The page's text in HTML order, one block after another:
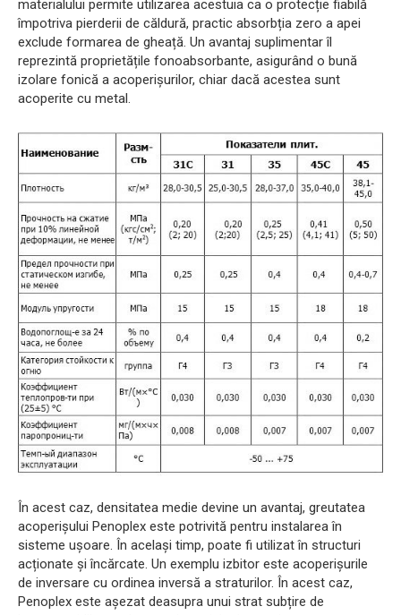
materialului permite utilizarea acestuia ca o protecție fiabilă
împotriva pierderii de căldură, practic absorbția zero a apei
exclude formarea de gheață. Un avantaj suplimentar îl
reprezintă proprietățile fonoabsorbante, asigurând o bună
izolare fonică a acoperișurilor, chiar dacă acestea sunt
acoperite cu metal.
În acest caz, densitatea medie devine un avantaj, greutatea
acoperișului Penoplex este potrivită pentru instalarea în
sisteme ușoare. În același timp, poate fi utilizat în structuri
acționate și încărcate. Un exemplu izbitor este acoperișurile
de inversare cu ordinea inversă a straturilor. În acest caz,
Penoplex este așezat deasupra unui strat subțire de